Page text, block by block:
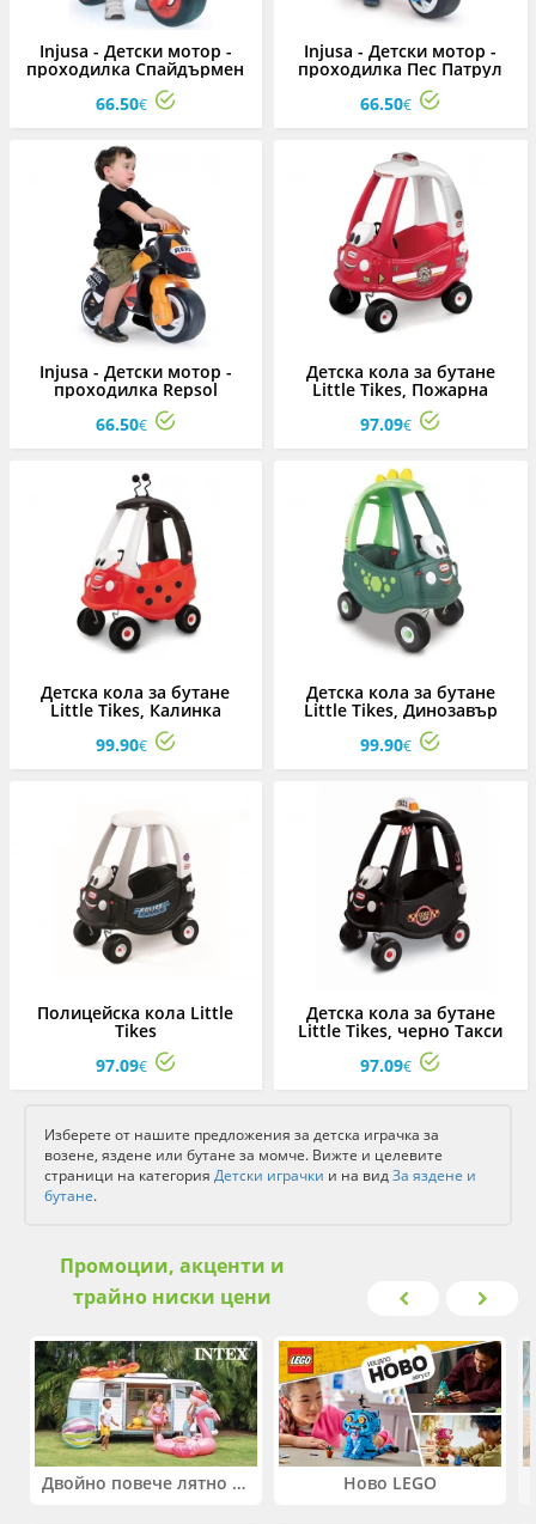
Injusa - Детски мотор -
проходилка Спайдърмен
66.50€
Injusa - Детски мотор -
проходилка Пес Патрул
66.50€
Injusa - Детски мотор -
проходилка Repsol
66.50€
Детска кола за бутане
Little Tikes, Пожарна
97.09€
Детска кола за бутане
Little Tikes, Калинка
99.90€
Детска кола за бутане
Little Tikes, Динозавър
99.90€
Полицейска кола Little
Tikes
97.09€
Детска кола за бутане
Little Tikes, черно Такси
97.09€
Изберете от нашите предложения за детска играчка за
возене, яздене или бутане за момче. Вижте и целевите
страници на категория Детски играчки и на видЗа яздене и
бутане.
Промоции, акценти и
трайно ниски цени
Двойно повече лятно забавление! Купи 2 продукта INTEX и вземи -33% Ново LEGO